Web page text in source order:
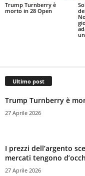
Trump Turnberry è
morto in 28 Open
Ultimo post
Trump Turnberry è
27 Aprile 2026
I prezzi dell’argento
mercati tengono
27 Aprile 2026